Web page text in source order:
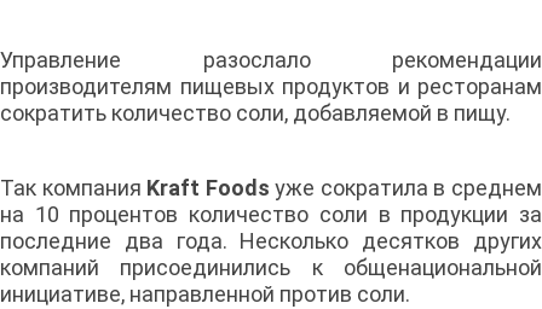
Управление разослало рекомендации
производителям пищевых продуктов и ресторанам
сократить количество соли, добавляемой в пищу.
Так компания Kraft Foodsуже сократила в среднем
на 10 процентов количество соли в продукции за
последние два года. Несколько десятков других
компаний присоединились к общенациональной
инициативе, направленной против соли.